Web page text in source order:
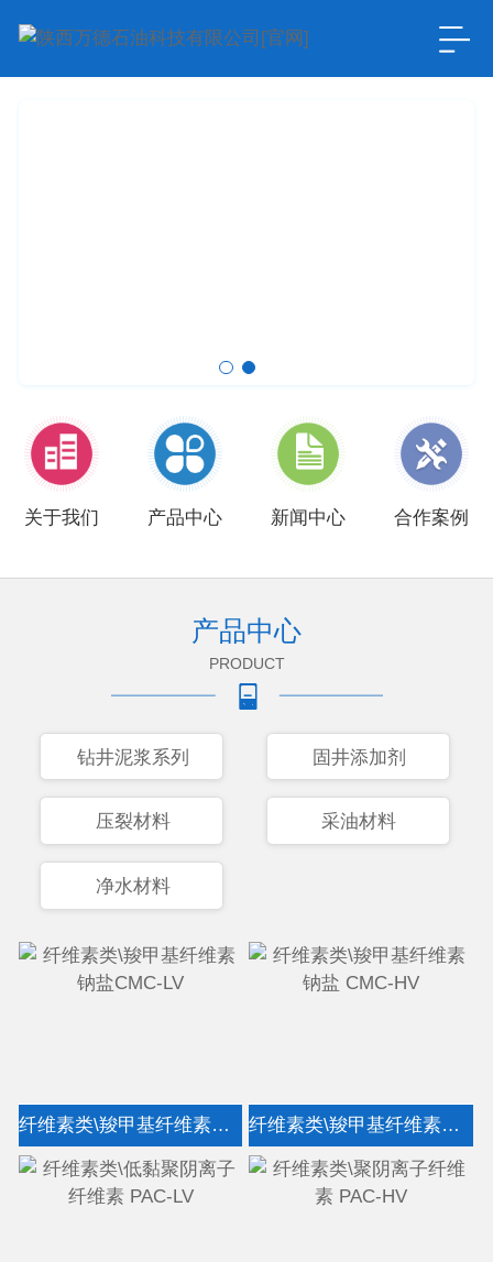
关于我们 产品中心 新闻中心 合作案例
产品中心
PRODUCT
钻井泥浆系列 固井添加剂
压裂材料 采油材料
净水材料
纤维素类\羧甲基纤维素钠盐CMC-LV 纤维素类\羧甲基纤维素钠盐 CMC-HV